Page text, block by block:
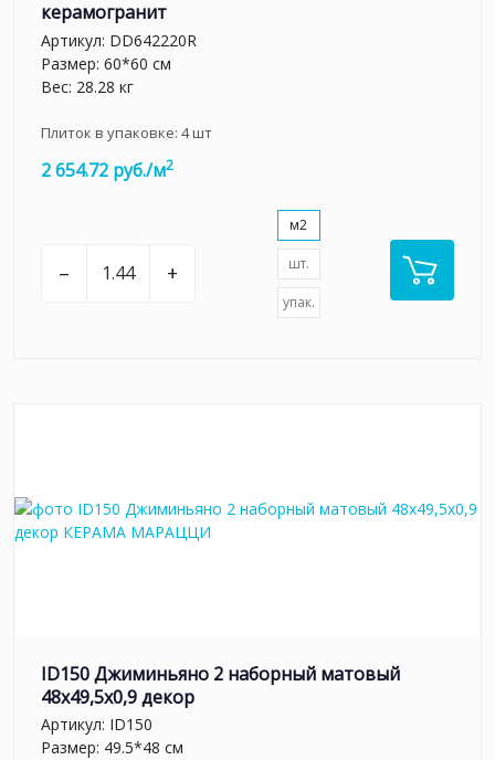
керамогранит
Артикул: DD642220R
Размер: 60*60 см
Вес: 28.28 кг
Плиток в упаковке: 4шт
2 654.72 руб./м2
– +
м2
шт.
упак.
ID150 Джиминьяно 2 наборный матовый
48x49,5x0,9 декор
Артикул: ID150
Размер: 49.5*48 см